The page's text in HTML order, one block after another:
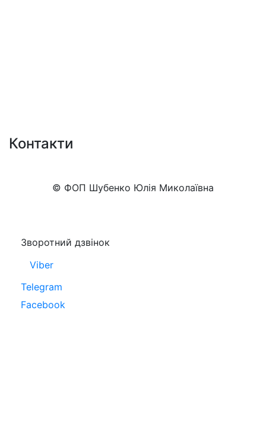
Контакти
© ФОП Шубенко Юлія Миколаївна
Зворотний дзвінок
Viber
Telegram
Facebook